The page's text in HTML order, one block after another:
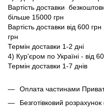
Вартість доставки
більше 15000 грн
Вартість доставки від 600
грн
Термін доставки 1-2 дні
4) Кур'єром по Україні - від
Термін доставки 1-7 днів
Оплата частинами
Безготівковий розрахунок